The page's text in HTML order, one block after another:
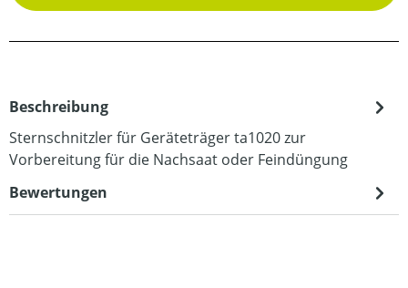
Beschreibung
Sternschnitzler für Geräteträger ta1020 zur
Vorbereitung für die Nachsaat oder Feindüngung
Bewertungen